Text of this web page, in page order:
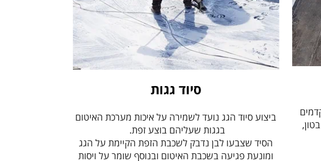
סיוד גגות
ביצוע סיוד הגג נועד לשמירה על איכות מערכת האיטום
בגגות שעליהם בוצע זפת.
הסיד שצבעו לבן נדבק לשכבת הזפת הקיימת על הגג
ומונעת פגיעה בשכבת האיטום ובנוסף שומר על ויסות